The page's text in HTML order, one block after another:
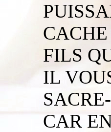
FILS
IL
CAR